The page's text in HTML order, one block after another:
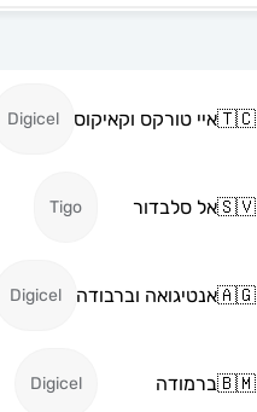
🇹🇨איי טורקס וקאיקוס Digicel
🇸🇻אל סלבדור Tigo
🇦🇬אנטיגואה וברבודה Digicel
🇧🇲ברמודה Digicel